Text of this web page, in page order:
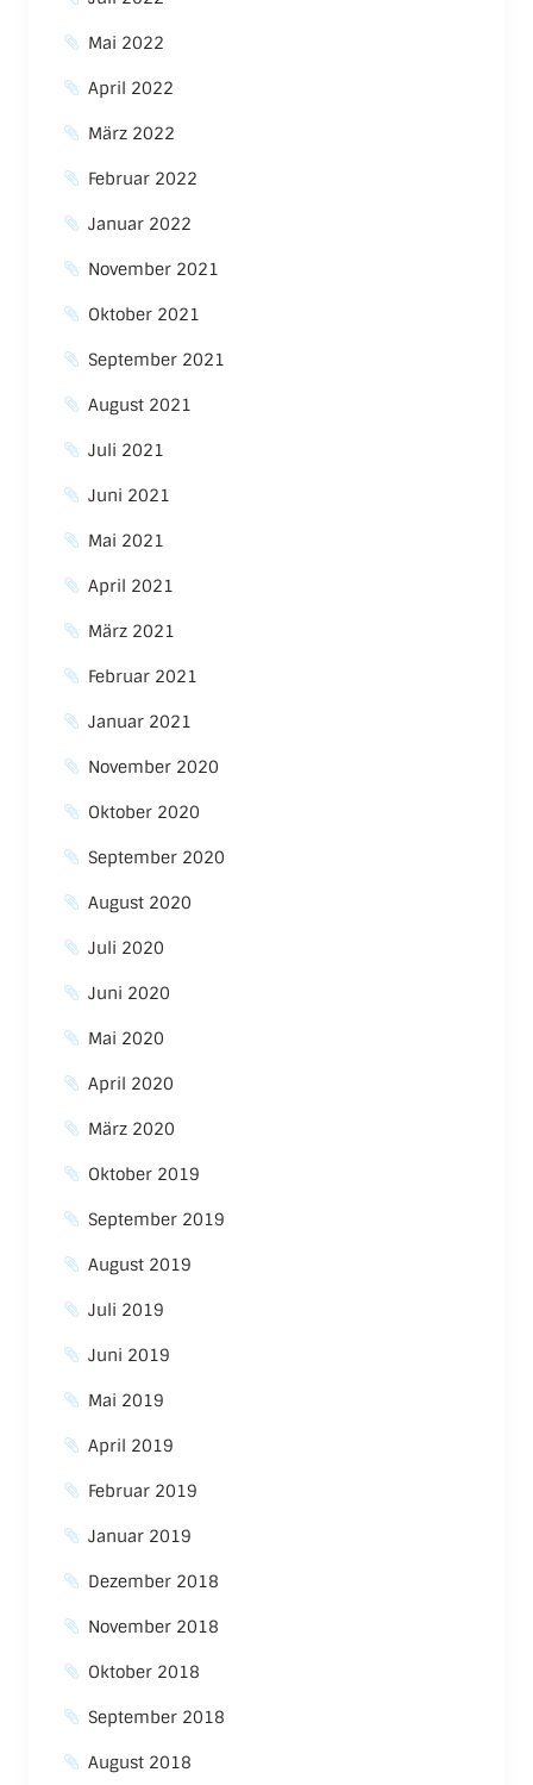
Mai 2022
April 2022
März 2022
Februar 2022
Januar 2022
November 2021
Oktober 2021
September 2021
August 2021
Juli 2021
Juni 2021
Mai 2021
April 2021
März 2021
Februar 2021
Januar 2021
November 2020
Oktober 2020
September 2020
August 2020
Juli 2020
Juni 2020
Mai 2020
April 2020
März 2020
Oktober 2019
September 2019
August 2019
Juli 2019
Juni 2019
Mai 2019
April 2019
Februar 2019
Januar 2019
Dezember 2018
November 2018
Oktober 2018
September 2018
August 2018